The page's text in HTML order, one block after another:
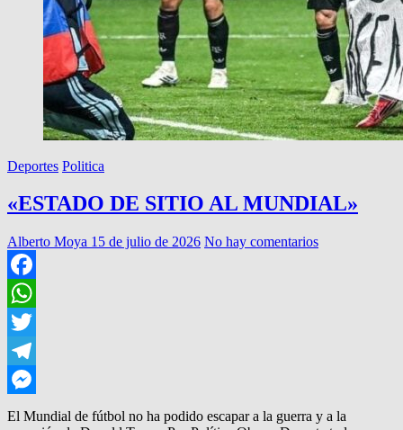
Deportes Politica
«ESTADO DE SITIO AL MUNDIAL»
Alberto Moya 15 de julio de 2026 No hay comentarios
Facebook
WhatsApp
Twitter
Telegram
Messenger
El Mundial de fútbol no ha podido escapar a la guerra y a la